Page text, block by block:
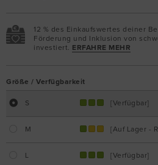
12 % des Einkaufswertes deiner
Förderung und Inklusion von
investiert. ERFAHRE MEHR
Größe / Verfügbarkeit
S [Verfügbar]
M [Auf Lager -
L [Verfügbar]